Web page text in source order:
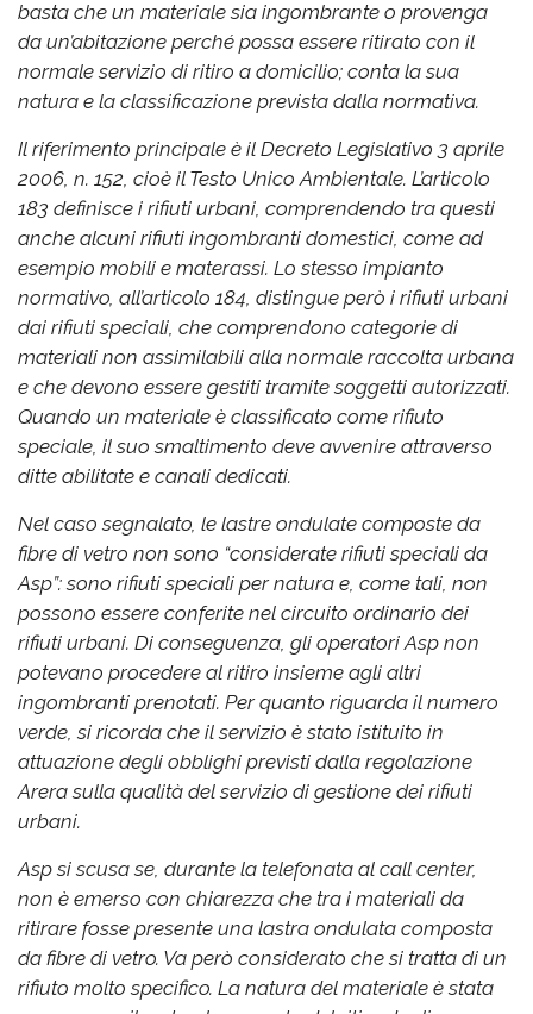
basta che un materiale sia ingombrante o provenga
da un’abitazione perché possa essere ritirato con il
normale servizio di ritiro a domicilio; conta la sua
natura e la classificazione prevista dalla normativa.
Il riferimento principale è il Decreto Legislativo 3 aprile
2006, n. 152, cioè il Testo Unico Ambientale. L’articolo
183 definisce i rifiuti urbani, comprendendo tra questi
anche alcuni rifiuti ingombranti domestici, come ad
esempio mobili e materassi. Lo stesso impianto
normativo, all’articolo 184, distingue però i rifiuti urbani
dai rifiuti speciali, che comprendono categorie di
materiali non assimilabili alla normale raccolta urbana
e che devono essere gestiti tramite soggetti autorizzati.
Quando un materiale è classificato come rifiuto
speciale, il suo smaltimento deve avvenire attraverso
ditte abilitate e canali dedicati.
Nel caso segnalato, le lastre ondulate composte da
fibre di vetro non sono “considerate rifiuti speciali da
Asp”: sono rifiuti speciali per natura e, come tali, non
possono essere conferite nel circuito ordinario dei
rifiuti urbani. Di conseguenza, gli operatori Asp non
potevano procedere al ritiro insieme agli altri
ingombranti prenotati. Per quanto riguarda il numero
verde, si ricorda che il servizio è stato istituito in
attuazione degli obblighi previsti dalla regolazione
Arera sulla qualità del servizio di gestione dei rifiuti
urbani.
Asp si scusa se, durante la telefonata al call center,
non è emerso con chiarezza che tra i materiali da
ritirare fosse presente una lastra ondulata composta
da fibre di vetro. Va però considerato che si tratta di un
rifiuto molto specifico. La natura del materiale è stata